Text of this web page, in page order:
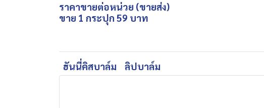
ราคาขายต่อหน่วย (ขายส่ง)
ขาย 1 กระปุก 59 บาท
ฮันนี่คิสบาล์ม ลิปบาล์ม